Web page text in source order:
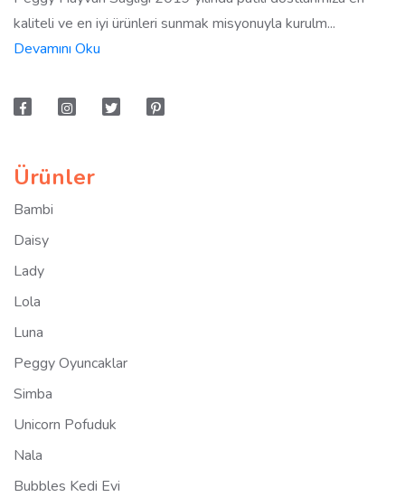
kaliteli ve en iyi ürünleri sunmak misyonuyla kurulm...
Devamını Oku
Ürünler
Bambi
Daisy
Lady
Lola
Luna
Peggy Oyuncaklar
Simba
Unicorn Pofuduk
Nala
Bubbles Kedi Evi